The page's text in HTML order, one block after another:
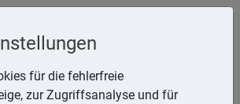
(FH) Werner Belg
18, 85055 Ingolstadt
für die fehlerfreie
zur Zugriffsanalyse und für